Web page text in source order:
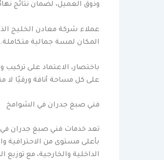
وذوق العميل، لضمان نتائج
عملاء شركة معادن الخليج
المكان لمسة جمالية متكاملة.
باختصار، الاعتماد على
على كل مساحة أناقة ورقيًا لا
فني صبغ جدران في الشوامخ
تعد خدمات فني صبغ جدران
بأعلى مستوى من الاحترافية
الداخلية والخارجية، مع